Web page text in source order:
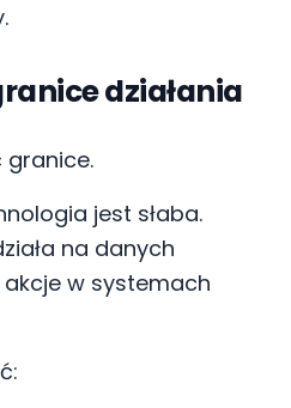
działania
granice.
jest słaba.
na danych
w systemach